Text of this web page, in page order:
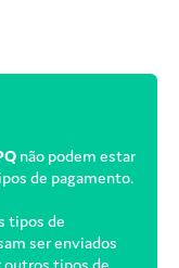
não podem estar
de pagamento.
tipos de
ser enviados